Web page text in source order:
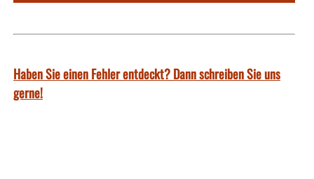
Haben Sie einen Fehler entdeckt? Dann schreiben Sie uns
gerne!